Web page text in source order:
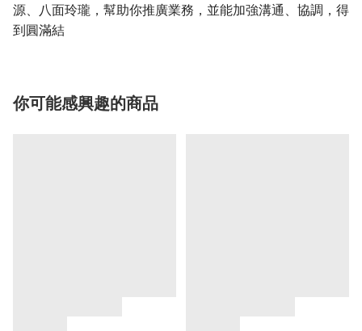
源、八面玲瓏，幫助你推廣業務，並能加強溝通、協調，得
到圓滿結
你可能感興趣的商品